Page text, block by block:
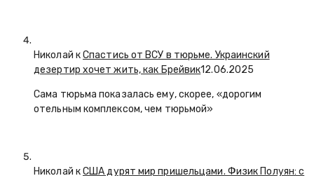
Николай кСпастись от ВСУ в тюрьме. Украинский
дезертир хочет жить, как Брейвик12.06.2025
Сама тюрьма показалась ему, скорее, «дорогим
отельным комплексом, чем тюрьмой»
Николай кСША дурят мир пришельцами. Физик Полуян: с